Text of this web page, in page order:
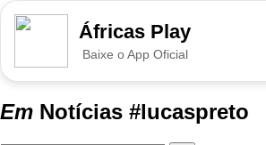
Áfricas Play
Baixe o App Oficial
Em Notícias #lucaspreto